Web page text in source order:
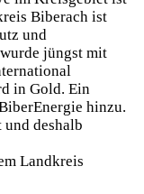
Biberach ist
und
jüngst mit
in Gold. Ein
hinzu.
deshalb
Landkreis